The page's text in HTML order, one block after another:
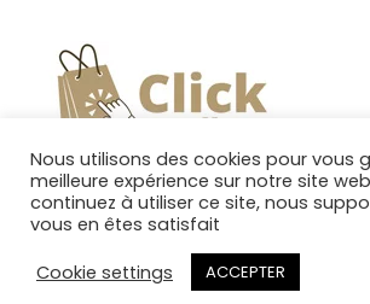
Copyright 2025. Tous droits
Nous utilisons des cookies pour vous
meilleure expérience sur notre site
continuez à utiliser ce site, nous
vous en êtes satisfait
Cookie settings
ACCEPTER